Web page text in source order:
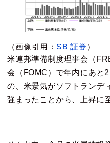
（画像引用： SBI証券 ）
米連邦準備制度理事会（
会（FOMC）で年内にあと
の、米景気がソフトランデ
強まったことから、上昇に